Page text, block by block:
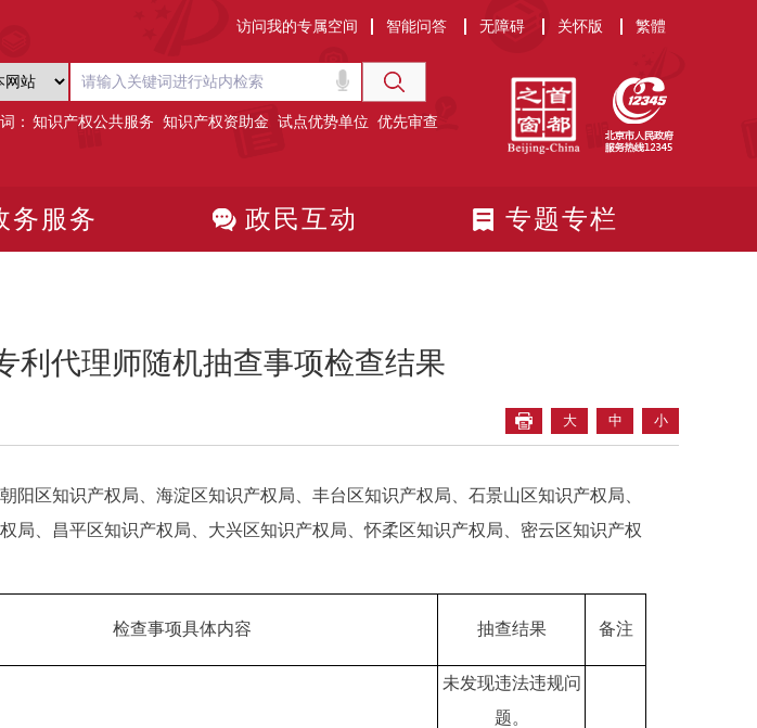
访问我的专属空间 智能问答 无障碍 关怀版 繁體
： 知识产权公共服务 知识产权资助金 试点优势单位 优先审查
务服务 政民互动 专题专栏
利代理师随机抽查事项检查结果
大 中 小
知识产权局、海淀区知识产权局、丰台区知识产权局、石景山区知识产权局、
、昌平区知识产权局、大兴区知识产权局、怀柔区知识产权局、密云区知识产权
检查事项具体内容 抽查结果
备注
未发现违法违规问
题。